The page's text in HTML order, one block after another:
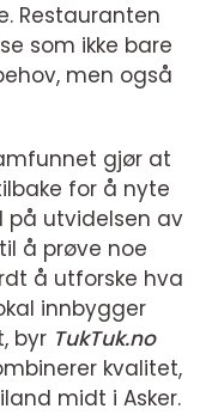
Restauranten
som ikke bare
men også
gjør at
for å nyte
på utvidelsen av
å prøve noe
å utforske hva
innbygger
byr TukTuk.no
kvalitet,
midt i Asker.